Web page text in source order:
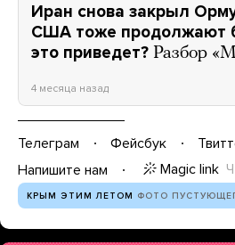
Иран снова закрыл
США тоже продолжают
это приведет? Разбор
4 месяца назад
Телеграм Фейсбук
Напишите нам
Magic link
КРЫМ ЭТИМ ЛЕТОМ ФОТО